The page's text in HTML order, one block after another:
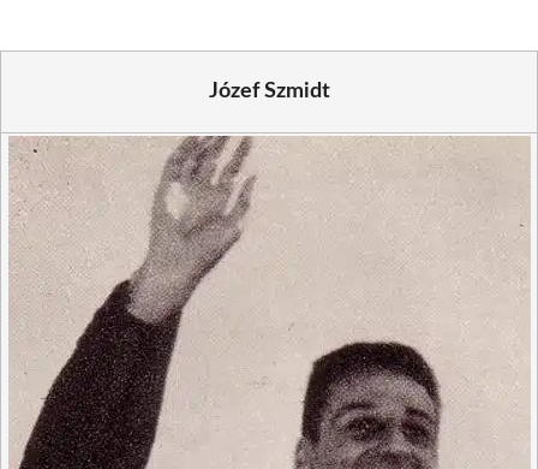
Józef Szmidt